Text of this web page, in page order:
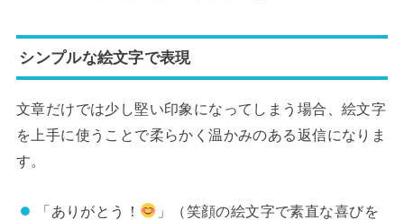
シンプルな絵文字で表現
文章だけでは少し堅い印象になってしまう場合、絵文字
を上手に使うことで柔らかく温かみのある返信になりま
す。
「ありがとう！
」（笑顔の絵文字で素直な喜びを